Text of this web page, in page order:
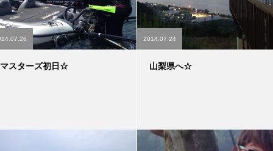
マスターズ初日☆
2014.07.24
山梨県へ☆